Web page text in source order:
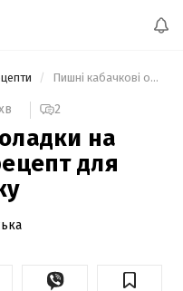
Пишні кабачкові оладки на кефірі: простий рецепт для швидкого сніданку
2
на
для